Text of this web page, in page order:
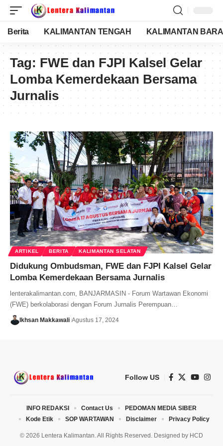
Berita KALIMANTAN TENGAH KALIMANTAN
Tag: FWE dan FJPI Kalsel Gelar
Lomba Kemerdekaan Bersama
Jurnalis
ARTIKEL BERITA KALIMANTAN SELATAN
Didukung Ombudsman, FWE dan FJPI Kalsel Gelar
Lomba Kemerdekaan Bersama Jurnalis
lenterakalimantan.com, BANJARMASIN - Forum Wartawan Ekonomi
(FWE) berkolaborasi dengan Forum Jurnalis Perempuan…
Ikhsan Makkawali Agustus 17, 2024
Follow US
© 2026 Lentera Kalimantan. All Rights Reserved. Designed by HCD
INFO REDAKSI Contact Us
PEDOMAN MEDIA SIBER
Kode Etik
SOP WARTAWAN Disclaimer Privacy Policy